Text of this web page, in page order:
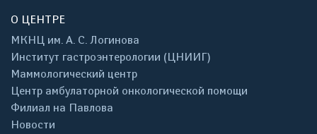
О ЦЕНТРЕ
МКНЦ им. А. С. Логинова
Институт гастроэнтерологии (ЦНИИГ)
Маммологический центр
Центр амбулаторной онкологической помощи
Филиал на Павлова
Новости